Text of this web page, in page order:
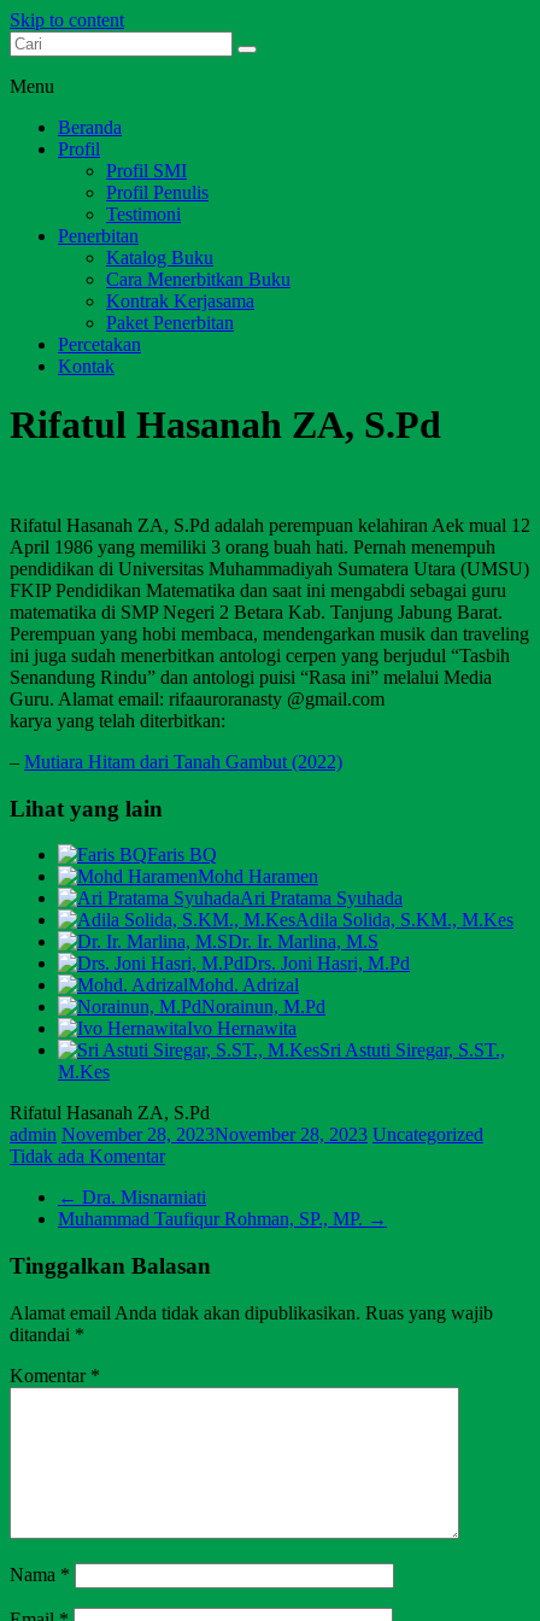
Skip to content
Dari Jambi untuk Indonesia
Menu
Beranda
Profil
Profil SMI
Profil Penulis
Testimoni
Penerbitan
Katalog Buku
Cara Menerbitkan Buku
Kontrak Kerjasama
Paket Penerbitan
Percetakan
Kontak
Rifatul Hasanah ZA, S.Pd
Rifatul Hasanah ZA, S.Pd adalah perempuan kelahiran Aek mual 12
April 1986 yang memiliki 3 orang buah hati. Pernah menempuh
pendidikan di Universitas Muhammadiyah Sumatera Utara (UMSU)
FKIP Pendidikan Matematika dan saat ini mengabdi sebagai guru
matematika di SMP Negeri 2 Betara Kab. Tanjung Jabung Barat.
Perempuan yang hobi membaca, mendengarkan musik dan traveling
ini juga sudah menerbitkan antologi cerpen yang berjudul “Tasbih
Senandung Rindu” dan antologi puisi “Rasa ini” melalui Media
Guru. Alamat email: rifaauroranasty @gmail.com
karya yang telah diterbitkan:
– Mutiara Hitam dari Tanah Gambut (2022)
Lihat yang lain
Faris BQ
Mohd Haramen
Ari Pratama Syuhada
Adila Solida, S.KM., M.Kes
Dr. Ir. Marlina, M.S
Drs. Joni Hasri, M.Pd
Mohd. Adrizal
Norainun, M.Pd
Ivo Hernawita
Sri Astuti Siregar, S.ST.,
M.Kes
Rifatul Hasanah ZA, S.Pd
admin November 28, 2023November 28, 2023 Uncategorized
Tidak ada Komentar
← Dra. Misnarniati
Muhammad Taufiqur Rohman, SP., MP. →
Tinggalkan Balasan
Alamat email Anda tidak akan dipublikasikan. Ruas yang wajib
ditandai *
Komentar *
Nama *